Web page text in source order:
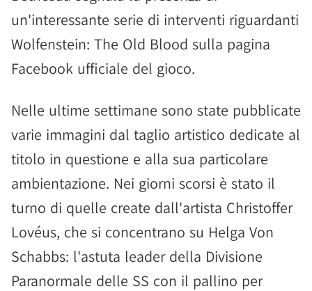
un'interessante serie di interventi riguardanti
Wolfenstein: The Old Blood sulla pagina
Facebook ufficiale del gioco.
Nelle ultime settimane sono state pubblicate
varie immagini dal taglio artistico dedicate al
titolo in questione e alla sua particolare
ambientazione. Nei giorni scorsi è stato il
turno di quelle create dall'artista Christoffer
Lovéus, che si concentrano su Helga Von
Schabbs: l'astuta leader della Divisione
Paranormale delle SS con il pallino per